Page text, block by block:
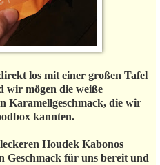
los mit einer großen Tafel
wir mögen die weiße
Karamellgeschmack, die wir
kannten.
Houdek Kabonos
Geschmack für uns bereit und